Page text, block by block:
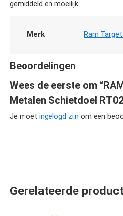
gemiddeld en moeilijk.
Merk Ram
Beoordelingen
Wees de eerste om
Metalen Schietdoel
Je moet ingelogd zijn om een
Gerelateerde